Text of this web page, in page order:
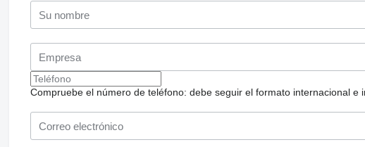
Compruebe el número de teléfono: debe seguir el formato internacional e